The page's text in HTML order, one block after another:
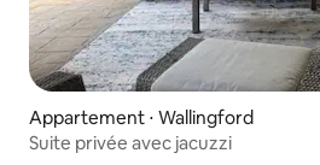
Appartement ⋅ Wallingford
Suite privée avec jacuzzi